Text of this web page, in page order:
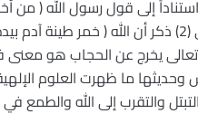
إلى قول رسول الله ( من
الحكمة من قلبه على لسانه ) وقد ورد في إحياء علوم الدين للإمام
تعالى يخرج عن الحجاب هو
وحديثها ما ظهرت العلوم
والتقرب إلى الله والطمع في